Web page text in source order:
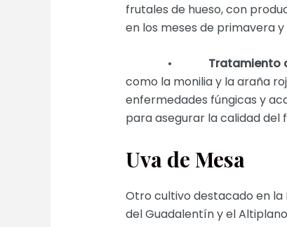
frutales de hueso, con
en los meses de primavera y
• Tratamiento
como la monilia y la araña
enfermedades fúngicas y
para asegurar la calidad
Uva de Mesa
Otro cultivo destacado en la
del Guadalentín y el